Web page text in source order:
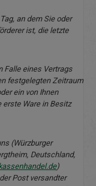
an dem Sie oder
ist, die letzte
Falle eines Vertrags
festgelegten Zeitraum
ein von Ihnen
erste Ware in Besitz
(Würzburger
Deutschland,
)
Post versandter